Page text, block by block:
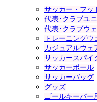
サッカー・フッ
代表･クラブユ
代表･クラブウ
トレーニングウ
カジュアルウェ
サッカースパイ
サッカーボール
サッカーバッグ
グッズ
ゴールキーパー